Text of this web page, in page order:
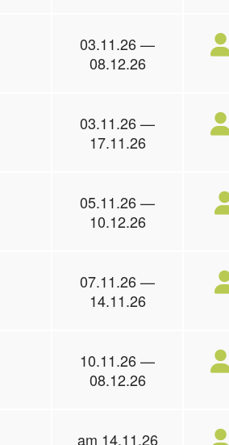
03.11.26 —
08.12.26
03.11.26 —
17.11.26
05.11.26 —
10.12.26
07.11.26 —
14.11.26
10.11.26 —
08.12.26
am 14.11.26